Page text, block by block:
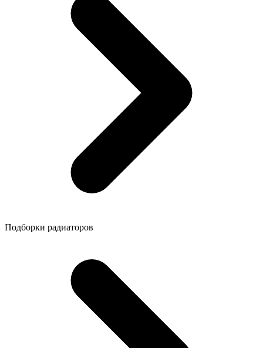
Подборки радиаторов